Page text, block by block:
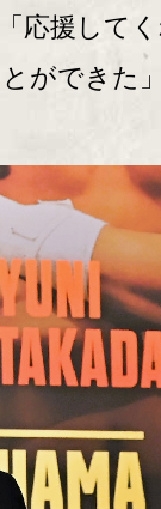
応援して
ができた